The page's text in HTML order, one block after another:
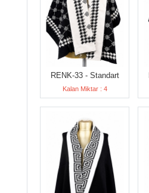
RENK-33 - Standart
Kalan Miktar : 4